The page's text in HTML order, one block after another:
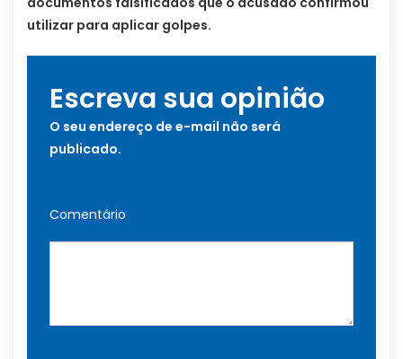
utilizar para aplicar golpes.
Escreva sua opinião
O seu endereço de e-mail não será
publicado.
Comentário